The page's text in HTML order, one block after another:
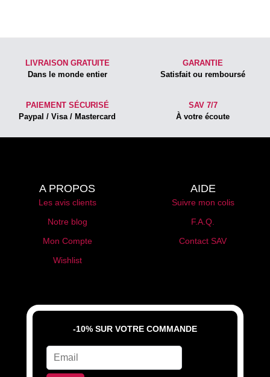
LIVRAISON GRATUITE
Dans le monde entier
GARANTIE
Satisfait ou remboursé
PAIEMENT SÉCURISÉ
Paypal / Visa / Mastercard
SAV 7/7
À votre écoute
A PROPOS
Les avis clients
Notre blog
Mon Compte
Wishlist
AIDE
Suivre mon colis
F.A.Q.
Contact SAV
-10% SUR VOTRE COMMANDE